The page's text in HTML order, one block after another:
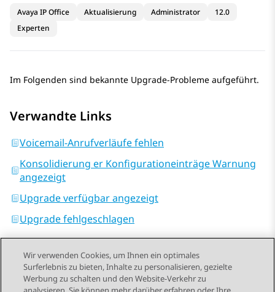
Avaya IP Office Aktualisierung Administrator
12.0
Experten
Im Folgenden sind bekannte Upgrade-Probleme aufgeführt.
Verwandte Links
Voicemail-Anrufverläufe fehlen
Konsolidierung er Konfigurationeinträge Warnung
angezeigt
Upgrade verfügbar angezeigt
Upgrade fehlgeschlagen
Wir verwenden Cookies, um Ihnen ein optimales
Surferlebnis zu bieten, Inhalte zu personalisieren, gezielte
Werbung zu schalten und den Website-Verkehr zu